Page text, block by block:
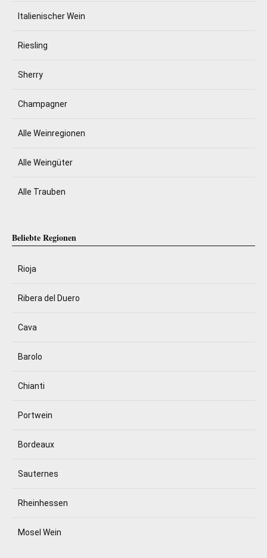
Italienischer Wein
Riesling
Sherry
Champagner
Alle Weinregionen
Alle Weingüter
Alle Trauben
Beliebte Regionen
Rioja
Ribera del Duero
Cava
Barolo
Chianti
Portwein
Bordeaux
Sauternes
Rheinhessen
Mosel Wein